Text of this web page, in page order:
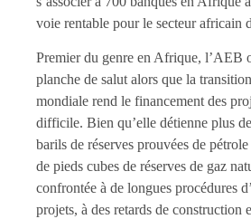
voie rentable pour le secteur africain
Premier du genre en Afrique, l’AEB
planche de salut alors que la
mondiale rend le financement des
difficile. Bien qu’elle détienne plus
barils de réserves prouvées de
de pieds cubes de réserves de gaz
confrontée à de longues procédures
projets, à des retards de construction